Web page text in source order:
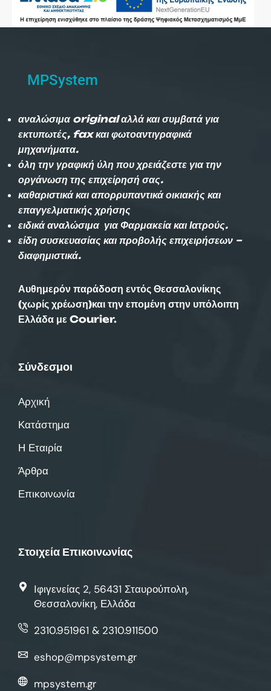
MPSystem
αναλώσιμα original αλλά και συμβατά για
εκτυπωτές, fax και φωτοαντιγραφικά
μηχανήματα.
όλη την γραφική ύλη που χρειάζεστε για την
οργάνωση της επιχείρησή σας.
καθαριστικά και απορρυπαντικά οικιακής και
επαγγελματικής χρήσης
ειδικά αναλώσιμα για Φαρμακεία και Ιατρούς.
είδη συσκευασίας και προβολής επιχειρήσεων –
διαφημιστικά.
Αυθημερόν παράδοση εντός Θεσσαλονίκης
(χωρίς χρέωση)και την επομένη στην υπόλοιπη
Ελλάδα με Courier.
Σύνδεσμοι
Αρχική
Κατάστημα
Η Εταιρία
Άρθρα
Επικοινωνία
Στοιχεία Επικοινωνίας
Ιφιγενείας 2, 56431 Σταυρούπολη,
Θεσσαλονίκη, Ελλάδα
2310.951961 & 2310.911500
eshop@mpsystem.gr
mpsystem.gr